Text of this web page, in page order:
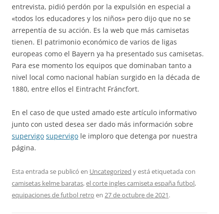
entrevista, pidió perdón por la expulsión en especial a
«todos los educadores y los niños» pero dijo que no se
arrepentía de su acción. Es la web que más camisetas
tienen. El patrimonio económico de varios de ligas
europeas como el Bayern ya ha presentado sus camisetas.
Para ese momento los equipos que dominaban tanto a
nivel local como nacional habían surgido en la década de
1880, entre ellos el Eintracht Fráncfort.
En el caso de que usted amado este artículo informativo
junto con usted desea ser dado más información sobre
supervigo supervigo le imploro que detenga por nuestra
página.
Esta entrada se publicó en Uncategorized y está etiquetada con
camisetas kelme baratas,el corte ingles camiseta españa futbol,
equipaciones de futbol retro en 27 de octubre de 2021.